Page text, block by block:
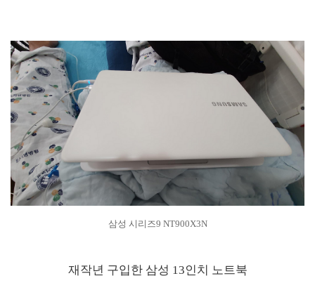
삼성 시리즈9 NT900X3N
재작년 구입한 삼성 13인치 노트북